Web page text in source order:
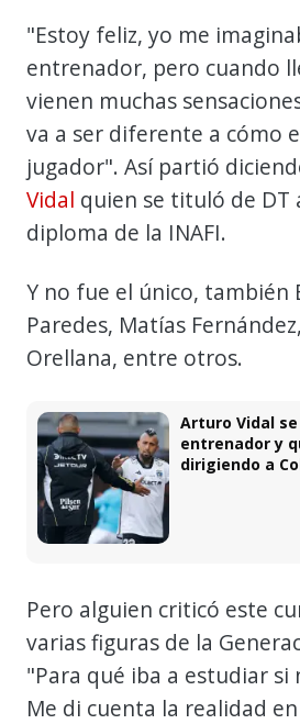
"Estoy feliz, yo me
entrenador, pero cuando
vienen muchas
va a ser diferente a cómo
jugador". Así partió
Vidal quien se tituló de DT
diploma de la INAFI.
Y no fue el único, también
Paredes, Matías
Orellana, entre otros.
Arturo Vidal
entrenador y
dirigiendo a
Pero alguien criticó este
varias figuras de la
"Para qué iba a estudiar si
Me di cuenta la realidad